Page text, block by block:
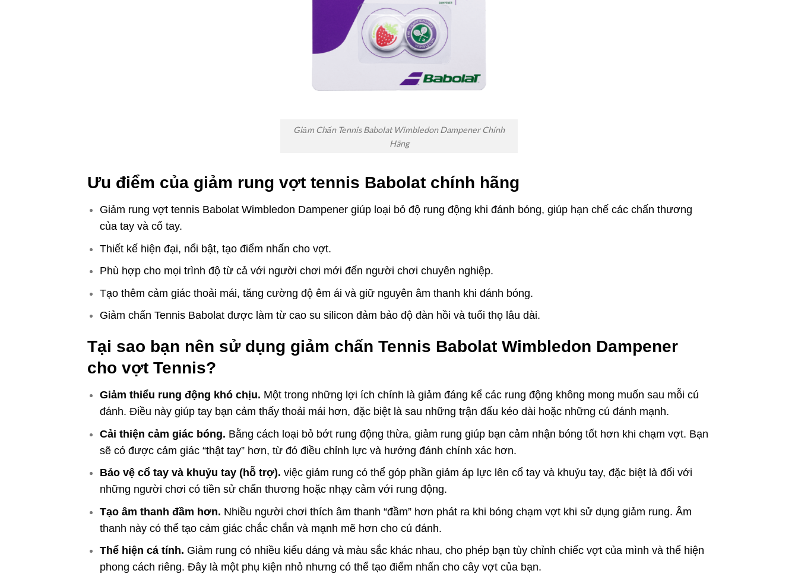
Giảm Chấn Tennis Babolat Wimbledon Dampener Chính
Hãng
Ưu điểm của giảm rung vợt tennis Babolat chính hãng
Giảm rung vợt tennis Babolat Wimbledon Dampener giúp loại bỏ độ rung động khi đánh bóng, giúp hạn chế các chấn thương
của tay và cổ tay.
Thiết kế hiện đại, nổi bật, tạo điểm nhấn cho vợt.
Phù hợp cho mọi trình độ từ cả với người chơi mới đến người chơi chuyên nghiệp.
Tạo thêm cảm giác thoải mái, tăng cường độ êm ái và giữ nguyên âm thanh khi đánh bóng.
Giảm chấn Tennis Babolat được làm từ cao su silicon đảm bảo độ đàn hồi và tuổi thọ lâu dài.
Tại sao bạn nên sử dụng giảm chấn Tennis Babolat Wimbledon Dampener
cho vợt Tennis?
Giảm thiểu rung động khó chịu. Một trong những lợi ích chính là giảm đáng kể các rung động không mong muốn sau mỗi cú
đánh. Điều này giúp tay bạn cảm thấy thoải mái hơn, đặc biệt là sau những trận đấu kéo dài hoặc những cú đánh mạnh.
Cải thiện cảm giác bóng. Bằng cách loại bỏ bớt rung động thừa, giảm rung giúp bạn cảm nhận bóng tốt hơn khi chạm vợt. Bạn
sẽ có được cảm giác “thật tay” hơn, từ đó điều chỉnh lực và hướng đánh chính xác hơn.
Bảo vệ cổ tay và khuỷu tay (hỗ trợ). việc giảm rung có thể góp phần giảm áp lực lên cổ tay và khuỷu tay, đặc biệt là đối với
những người chơi có tiền sử chấn thương hoặc nhạy cảm với rung động.
Tạo âm thanh đầm hơn. Nhiều người chơi thích âm thanh “đầm” hơn phát ra khi bóng chạm vợt khi sử dụng giảm rung. Âm
thanh này có thể tạo cảm giác chắc chắn và mạnh mẽ hơn cho cú đánh.
Thể hiện cá tính. Giảm rung có nhiều kiểu dáng và màu sắc khác nhau, cho phép bạn tùy chỉnh chiếc vợt của mình và thể hiện
phong cách riêng. Đây là một phụ kiện nhỏ nhưng có thể tạo điểm nhấn cho cây vợt của bạn.